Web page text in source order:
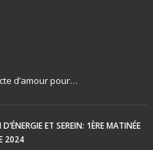
d’amour pour…
ET SEREIN: 1ÈRE MATINÉE
2024